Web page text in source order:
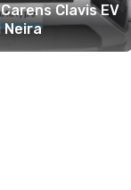
Clavis EV
Neira